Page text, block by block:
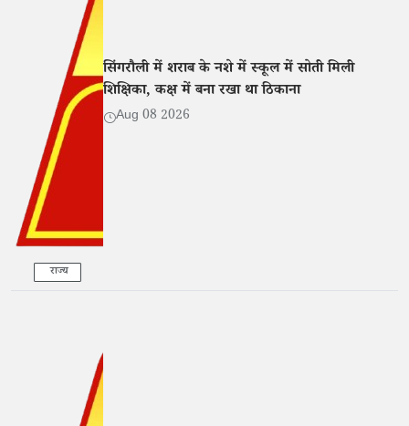
राज्य
सिंगरौली में शराब के नशे में स्कूल में सोती मिली
शिक्षिका, कक्ष में बना रखा था ठिकाना
Aug 08 2026